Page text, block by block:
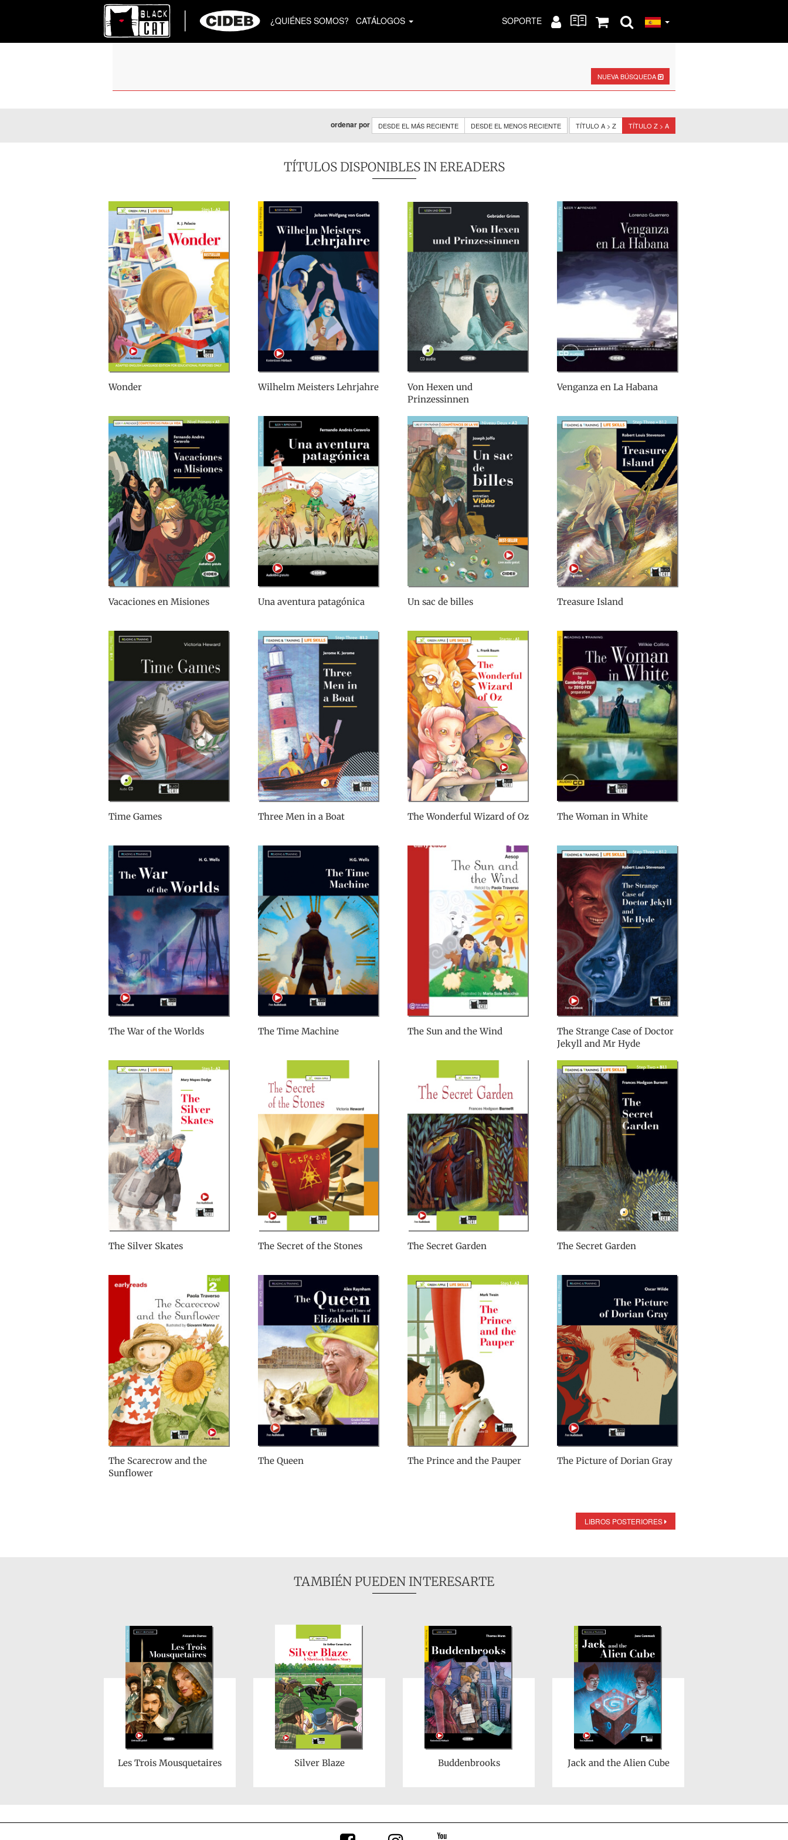
¿QUIÉNES SOMOS? CATÁLOGOS SOPORTE
NUEVA BÚSQUEDA
ordenar por DESDE EL MÁS RECIENTE DESDE EL MENOS RECIENTE TÍTULO A > Z TÍTULO Z > A
TÍTULOS DISPONIBLES IN EREADERS
Wonder Wilhelm Meisters Lehrjahre
Von Hexen und
Prinzessinnen
Venganza en La Habana
Vacaciones en Misiones Una aventura patagónica Un sac de billes Treasure Island
Time Games Three Men in a Boat The Wonderful Wizard of Oz The Woman in White
The War of the Worlds The Time Machine The Sun and the Wind
The Strange Case of Doctor
Jekyll and Mr Hyde
The Silver Skates The Secret of the Stones The Secret Garden The Secret Garden
The Scarecrow and the
Sunflower
The Queen The Prince and the Pauper The Picture of Dorian Gray
LIBROS POSTERIORES
TAMBIÉN PUEDEN INTERESARTE
Les Trois Mousquetaires Silver Blaze Buddenbrooks Jack and the Alien Cube